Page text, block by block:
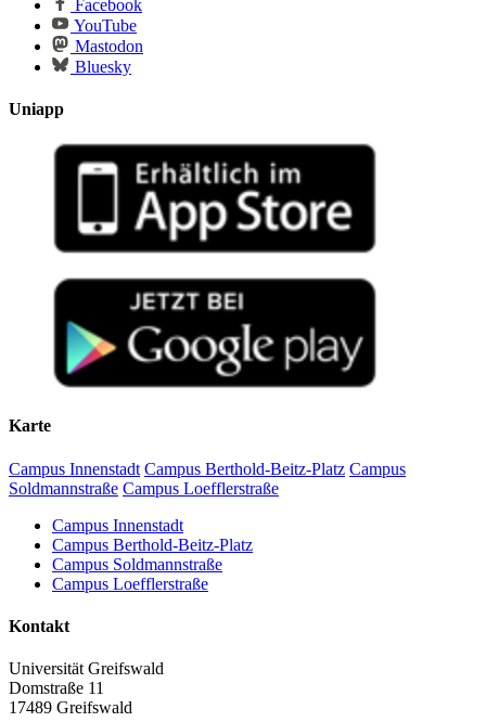
Facebook
YouTube
Mastodon
Bluesky
Uniapp
Karte
Campus Innenstadt Campus Berthold-Beitz-Platz Campus
Soldmannstraße Campus Loefflerstraße
Campus Innenstadt
Campus Berthold-Beitz-Platz
Campus Soldmannstraße
Campus Loefflerstraße
Kontakt
Universität Greifswald
Domstraße 11
17489 Greifswald